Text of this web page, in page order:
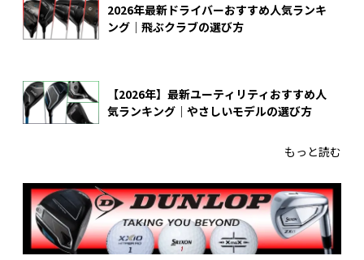
2026年最新ドライバーおすすめ人気ランキ
ング｜飛ぶクラブの選び方
【2026年】最新ユーティリティおすすめ人
気ランキング｜やさしいモデルの選び方
もっと読む